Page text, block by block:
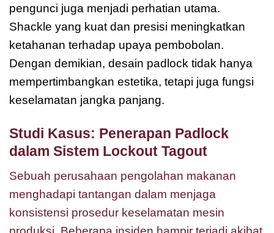
pengunci juga menjadi perhatian utama.
Shackle yang kuat dan presisi meningkatkan
ketahanan terhadap upaya pembobolan.
Dengan demikian, desain padlock tidak hanya
mempertimbangkan estetika, tetapi juga fungsi
keselamatan jangka panjang.
Studi Kasus: Penerapan Padlock
dalam Sistem Lockout Tagout
Sebuah perusahaan pengolahan makanan
menghadapi tantangan dalam menjaga
konsistensi prosedur keselamatan mesin